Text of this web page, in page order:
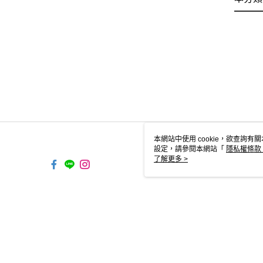
本網站中使用 cookie，欲查詢有
設定，請參閱本網站「 隱私權條款
使用 cookie。
了解更多 >